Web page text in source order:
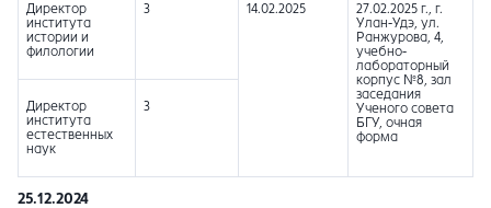
Директор
института
истории и
филологии
3 14.02.2025
27.02.2025 г., г.
Улан-Удэ, ул.
Ранжурова, 4,
учебно-
лабораторный
корпус №8, зал
заседания
Ученого совета
БГУ, очная
форма
Директор
института
естественных
наук
3
25.12.2024